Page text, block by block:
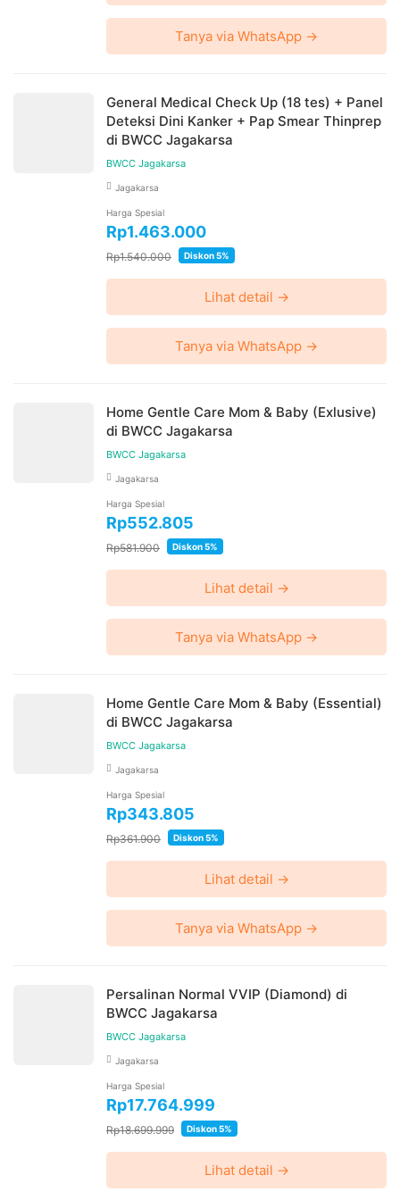
Tanya via WhatsApp →
General Medical Check Up (18 tes) + Panel
Deteksi Dini Kanker + Pap Smear Thinprep
di BWCC Jagakarsa
BWCC Jagakarsa
Jagakarsa
Harga Spesial
Rp1.463.000
Rp1.540.000 Diskon 5%
Lihat detail →
Tanya via WhatsApp →
Home Gentle Care Mom & Baby (Exlusive)
di BWCC Jagakarsa
BWCC Jagakarsa
Jagakarsa
Harga Spesial
Rp552.805
Rp581.900 Diskon 5%
Lihat detail →
Tanya via WhatsApp →
Home Gentle Care Mom & Baby (Essential)
di BWCC Jagakarsa
BWCC Jagakarsa
Jagakarsa
Harga Spesial
Rp343.805
Rp361.900 Diskon 5%
Lihat detail →
Tanya via WhatsApp →
Persalinan Normal VVIP (Diamond) di
BWCC Jagakarsa
BWCC Jagakarsa
Jagakarsa
Harga Spesial
Rp17.764.999
Rp18.699.999 Diskon 5%
Lihat detail →